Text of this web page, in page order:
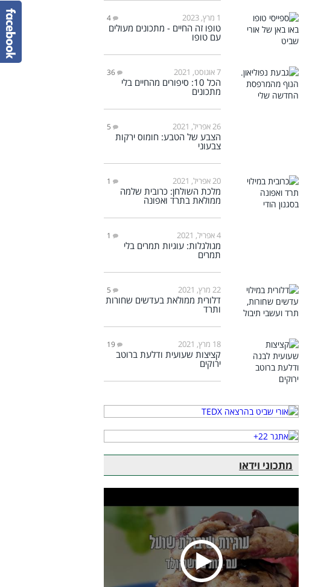
1 מרץ, 2023 4
טופו זה החיים - מתכונים מעולים
עם טופו
7 אוגוסט, 2021 36
הכל 10: סיפורים מהחיים בלי
מתכונים
26 אפריל, 2021 5
הצבע של הטבע: חומוס ירקות
צבעוני
20 אפריל, 2021 1
מלכת השולחן: כרובית שלמה
ממולאת בתרד ואפונה
4 אפריל, 2021 1
מגולגלות: עוגיות תמרים בלי
תמרים
22 מרץ, 2021 5
דלורית ממולאת בעדשים שחורות
ותרד
18 מרץ, 2021 19
קציצות שעועית ודלעת ברוטב
ירוקים
מתכוני וידאו